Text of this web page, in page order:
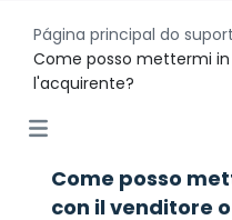
Página principal do
Come posso mettermi
l'acquirente?
Come posso
con il venditore